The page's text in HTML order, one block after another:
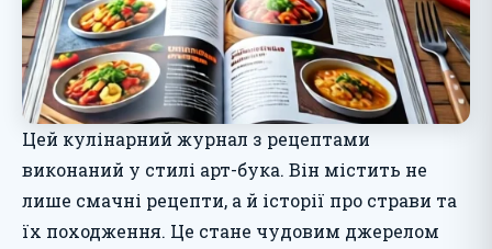
Цей кулінарний журнал з рецептами
виконаний у стилі арт-бука. Він містить не
лише смачні рецепти, а й історії про страви та
їх походження. Це стане чудовим джерелом